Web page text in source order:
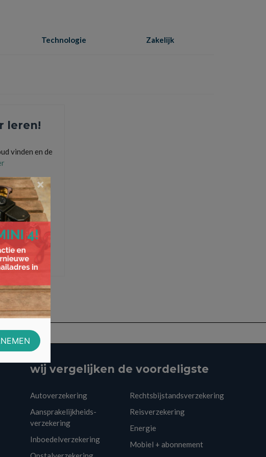
Technologie Zakelijk
leren!
vinden en de
isolatie,Kruipruimte
,wooncomfort
wij vergelijken de voordeligste
Autoverzekering
Aansprakelijkheids-
verzekering
Inboedelverzekering
Rechtsbijstandsverzekering
Reisverzekering
Energie
Mobiel + abonnement
×